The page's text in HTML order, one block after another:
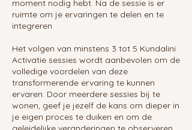
moment nodig hebt. Na de sessie is er
ruimte om je ervaringen te delen en te
integreren
Het volgen van minstens 3 tot 5 Kundalini
Activatie sessies wordt aanbevolen om de
volledige voordelen van deze
transformerende ervaring te kunnen
ervaren. Door meerdere sessies bij te
wonen, geef je jezelf de kans om dieper in
je eigen proces te duiken en om de